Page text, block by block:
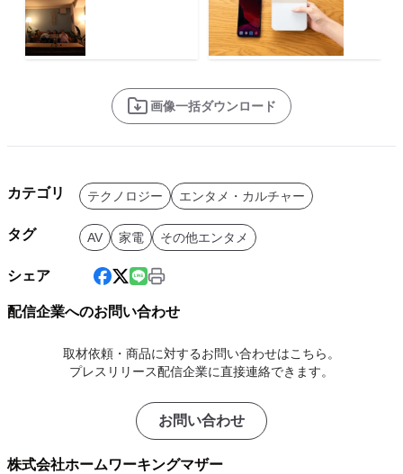
画像一括ダウンロード
カテゴリ テクノロジー エンタメ・カルチャー
タグ AV 家電 その他エンタメ
シェア
配信企業へのお問い合わせ
取材依頼・商品に対するお問い合わせはこちら。
プレスリリース配信企業に直接連絡できます。
お問い合わせ
株式会社ホームワーキングマザー